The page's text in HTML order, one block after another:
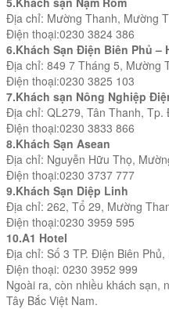
Địa chỉ: Mường Thanh, Mường
Điện thoại:0230 3824 386
6.Khách Sạn Điện Biên Phủ –
Địa chỉ: 849 7 Tháng 5, Mường
Điện thoại:0230 3825 103
7.Khách sạn Nông Nghiệp
Địa chỉ: QL279, Tân Thanh,
Điện thoại:0230 3833 866
8.Khách Sạn Asean
Địa chỉ: Nguyễn Hữu Thọ,
Điện thoại:0230 3737 777
9.Khách Sạn Diệp Linh
Địa chỉ: 262, Tổ 29, Mường
Điện thoại:0230 3959 595
10.A1 Hotel
Địa chỉ: Số 3 TP. Điện Biên
Điện thoại: 0230 3952 999
Ngoài ra, còn nhiều khách sạn,
Tây Bắc Việt Nam.